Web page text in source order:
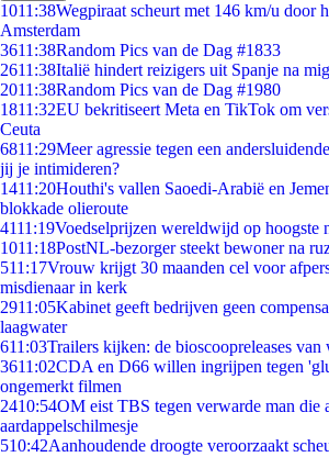
1011:38Wegpiraat scheurt met 146 km/u door
Amsterdam
3611:38Random Pics van de Dag #1833
2611:38Italië hindert reizigers uit Spanje na
2011:38Random Pics van de Dag #1980
1811:32EU bekritiseert Meta en TikTok om
Ceuta
6811:29Meer agressie tegen een
jij je intimideren?
1411:20Houthi's vallen Saoedi-Arabië en
blokkade olieroute
4111:19Voedselprijzen wereldwijd op hoogste
1011:18PostNL-bezorger steekt bewoner na
511:17Vrouw krijgt 30 maanden cel voor
misdienaar in kerk
2911:05Kabinet geeft bedrijven geen
laagwater
611:03Trailers kijken: de bioscoopreleases van
3611:02CDA en D66 willen ingrijpen tegen
ongemerkt filmen
2410:54OM eist TBS tegen verwarde man die
aardappelschilmesje
510:42Aanhoudende droogte veroorzaakt